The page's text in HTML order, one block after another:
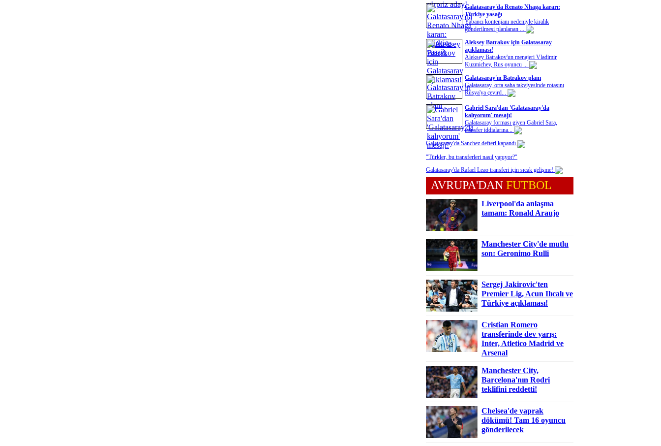
Galatasaray'da Renato Nhaga kararı:
Türkiye yasağı
Yabancı kontenjanı nedeniyle kiralık
gönderilmesi planlanan ...
Aleksey Batrakov için Galatasaray
açıklaması!
Aleksey Batrakov'un menajeri Vladimir
Kuzmichev, Rus oyuncu ...
Galatasaray'ın Batrakov planı
Galatasaray, orta saha takviyesinde rotasını
Rusya'ya çevird...
Gabriel Sara'dan 'Galatasaray'da
kalıyorum' mesajı!
Galatasaray forması giyen Gabriel Sara,
transfer iddialarına...
Galatasaray'da Sanchez defteri kapandı
"Türkler, bu transferleri nasıl yapıyor?"
Galatasaray'da Rafael Leao transferi için sıcak gelişme!
AVRUPA'DAN FUTBOL
Liverpool'da anlaşma
tamam: Ronald Araujo
Manchester City'de mutlu
son: Geronimo Rulli
Sergej Jakirovic'ten
Premier Lig, Acun Ilıcalı ve
Türkiye açıklaması!
Cristian Romero
transferinde dev yarış:
Inter, Atletico Madrid ve
Arsenal
Manchester City,
Barcelona'nın Rodri
teklifini reddetti!
Chelsea'de yaprak
dökümü! Tam 16 oyuncu
gönderilecek